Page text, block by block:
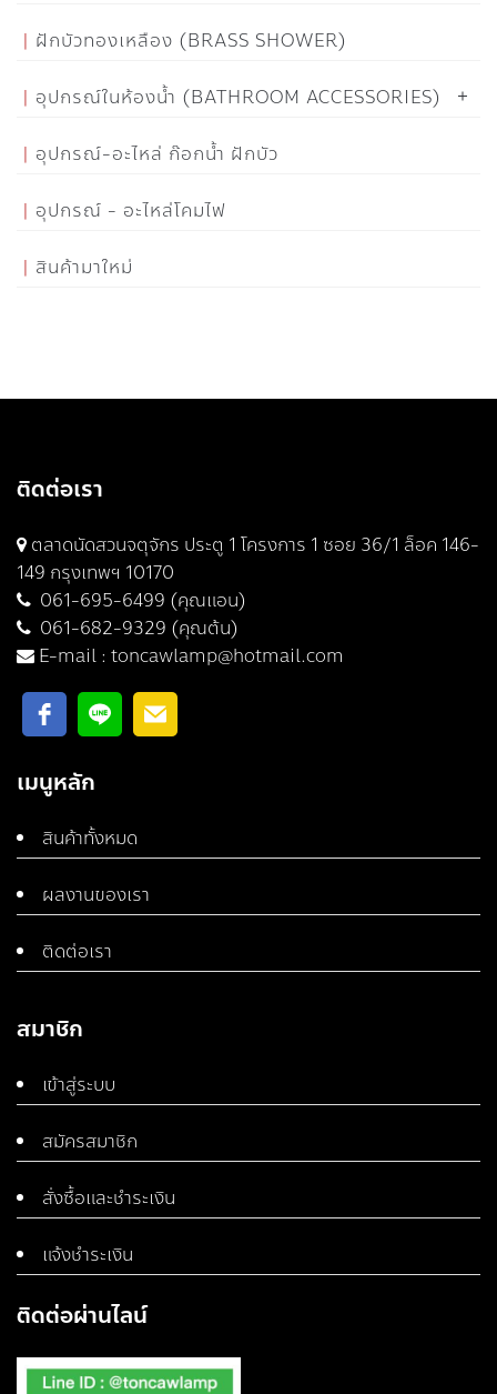
ฝักบัวทองเหลือง (BRASS SHOWER)
อุปกรณ์ในห้องน้ำ (BATHROOM ACCESSORIES)
อุปกรณ์-อะไหล่ ก๊อกน้ำ ฝักบัว
อุปกรณ์ - อะไหล่โคมไฟ
สินค้ามาใหม่
ติดต่อเรา
ตลาดนัดสวนจตุจักร ประตู 1 โครงการ 1 ซอย 36/1 ล็อค 146-
149 กรุงเทพฯ 10170
061-695-6499 (คุณแอน)
061-682-9329 (คุณต้น)
E-mail : toncawlamp@hotmail.com
เมนูหลัก
สินค้าทั้งหมด
ผลงานของเรา
ติดต่อเรา
สมาชิก
เข้าสู่ระบบ
สมัครสมาชิก
สั่งซื้อและชำระเงิน
แจ้งชำระเงิน
ติดต่อผ่านไลน์